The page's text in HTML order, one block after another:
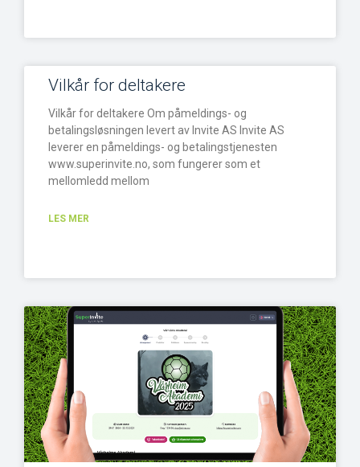
Vilkår for deltakere
Vilkår for deltakere Om påmeldings- og
betalingsløsningen levert av Invite AS Invite AS
leverer en påmeldings- og betalingstjenesten
www.superinvite.no, som fungerer som et
mellomledd mellom
LES MER